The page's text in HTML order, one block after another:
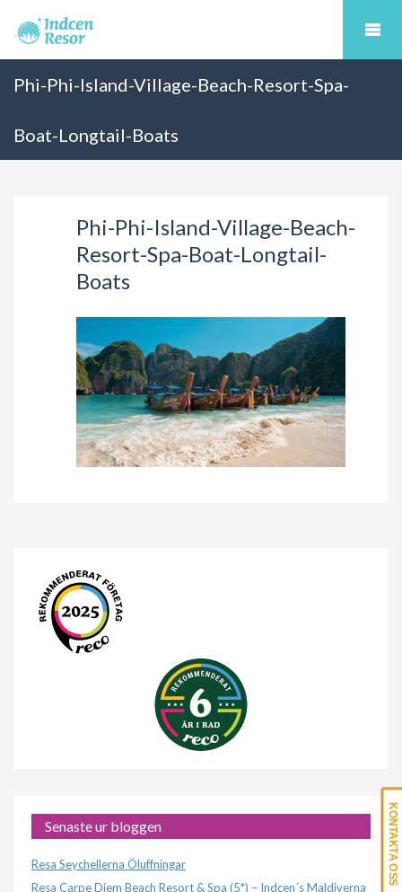
Phi-Phi-Island-Village-Beach-Resort-Spa-
Boat-Longtail-Boats
Phi-Phi-Island-Village-Beach-
Resort-Spa-Boat-Longtail-
Boats
Senaste ur bloggen
Resa Seychellerna Öluffningar
Resa Carpe Diem Beach Resort & Spa (5*) – Indcen´s Maldiverna
KONTAKTA OSS